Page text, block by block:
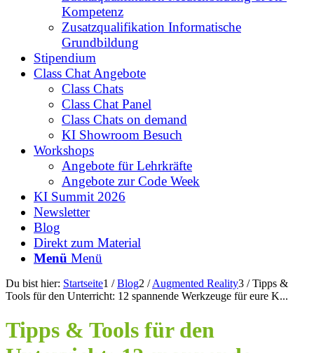
Kompetenz
Zusatzqualifikation Informatische
Grundbildung
Stipendium
Class Chat Angebote
Class Chats
Class Chat Panel
Class Chats on demand
KI Showroom Besuch
Workshops
Angebote für Lehrkräfte
Angebote zur Code Week
KI Summit 2026
Newsletter
Blog
Direkt zum Material
Menü Menü
Du bist hier: Startseite1 / Blog2 / Augmented Reality3 / Tipps &
Tools für den Unterricht: 12 spannende Werkzeuge für eure K...
Tipps & Tools für den